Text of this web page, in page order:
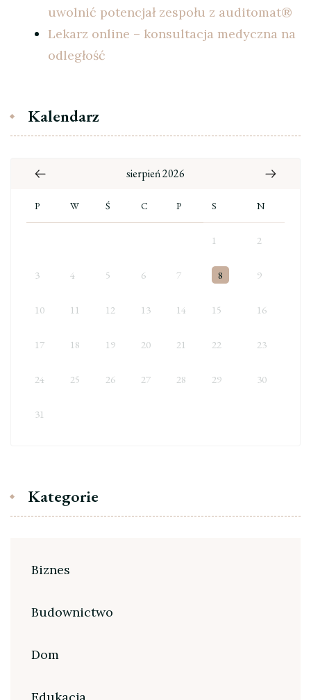
uwolnić potencjał zespołu z auditomat®
Lekarz online – konsultacja medyczna na
odległość
Kalendarz
sierpień 2026
P W Ś C P S N
1 2
3 4 5 6 7 8 9
10 11 12 13 14 15 16
17 18 19 20 21 22 23
24 25 26 27 28 29 30
31
Kategorie
Biznes
Budownictwo
Dom
Edukacja